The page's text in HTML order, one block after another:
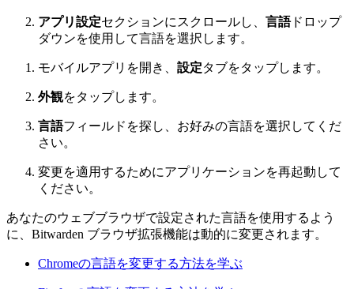
アプリ設定セクションにスクロールし、 言語ドロップ
ダウンを使用して言語を選択します。
モバイルアプリを開き、 設定タブをタップします。
外観をタップします。
言語フィールドを探し、お好みの言語を選択してくだ
さい。
変更を適用するためにアプリケーションを再起動して
ください。
あなたのウェブブラウザで設定された言語を使用するよう
に、Bitwarden ブラウザ拡張機能は動的に変更されます。
Chromeの言語を変更する方法を学ぶ